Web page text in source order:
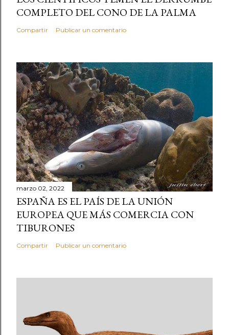
COMPLETO DEL CONO DE LA PALMA
Compartir Publicar un comentario
marzo 02, 2022
ESPAÑA ES EL PAÍS DE LA UNIÓN
EUROPEA QUE MÁS COMERCIA CON
TIBURONES
Compartir Publicar un comentario